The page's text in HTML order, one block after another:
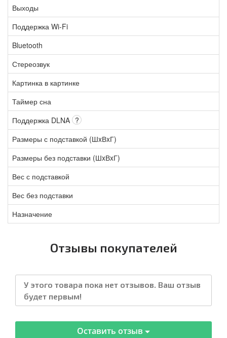
Выходы
Поддержка Wi-Fi
Bluetooth
Стереозвук
Картинка в картинке
Таймер сна
Поддержка DLNA ?
Размеры с подставкой (ШxВxГ)
Размеры без подставки (ШxВxГ)
Вес с подставкой
Вес без подставки
Назначение
Отзывы покупателей
У этого товара пока нет отзывов. Ваш отзыв
будет первым!
Оставить отзыв